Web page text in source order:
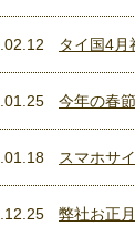
タイ国4月
今年の春
スマホサ
弊社お正